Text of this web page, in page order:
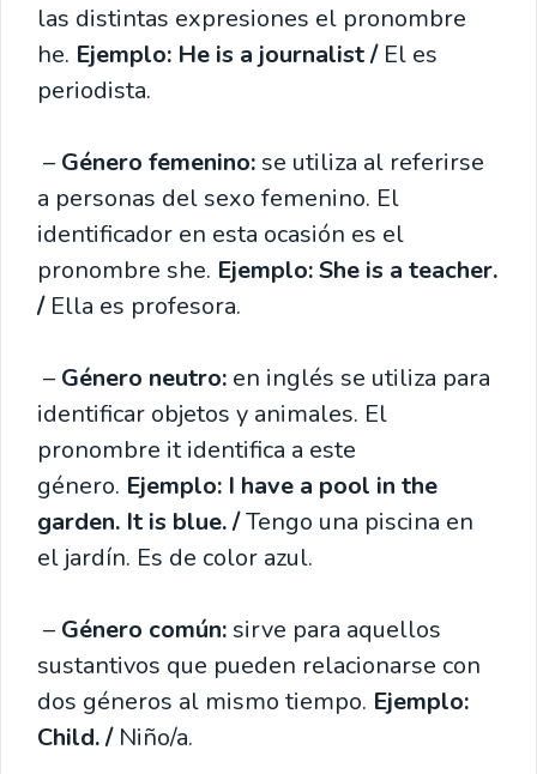
las distintas expresiones el pronombre
he. Ejemplo: He is a journalist / El es
periodista.
– Género femenino: se utiliza al referirse
a personas del sexo femenino. El
identificador en esta ocasión es el
pronombre she. Ejemplo: She is a teacher.
/ Ella es profesora.
– Género neutro: en inglés se utiliza para
identificar objetos y animales. El
pronombre it identifica a este
género. Ejemplo: I have a pool in the
garden. It is blue. /Tengo una piscina en
el jardín. Es de color azul.
– Género común: sirve para aquellos
sustantivos que pueden relacionarse con
dos géneros al mismo tiempo. Ejemplo:
Child. / Niño/a.